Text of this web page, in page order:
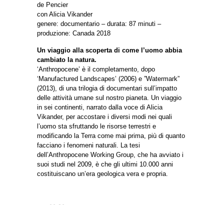
de Pencier
con Alicia Vikander
genere: documentario – durata: 87 minuti –
produzione: Canada 2018
Un viaggio alla scoperta di come l’uomo abbia
cambiato la natura.
‘Anthropocene’ è il completamento, dopo
‘Manufactured Landscapes’ (2006) e ”Watermark”
(2013), di una trilogia di documentari sull’impatto
delle attività umane sul nostro pianeta. Un viaggio
in sei continenti, narrato dalla voce di Alicia
Vikander, per accostare i diversi modi nei quali
l’uomo sta sfruttando le risorse terrestri e
modificando la Terra come mai prima, più di quanto
facciano i fenomeni naturali. La tesi
dell’Anthropocene Working Group, che ha avviato i
suoi studi nel 2009, è che gli ultimi 10.000 anni
costituiscano un’era geologica vera e propria.